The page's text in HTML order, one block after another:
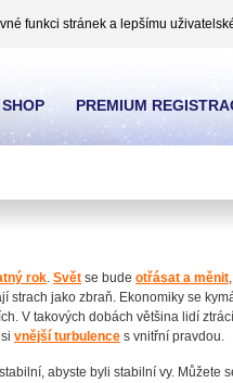
funkci stránek a lepšímu
rok. Svět se bude otřásat a měnit
strach jako zbraň. Ekonomiky se
V takových dobách většina lidí
vnější turbulence s vnitřní pravdou.
abyste byli stabilní vy. Můžete
PREMIUM